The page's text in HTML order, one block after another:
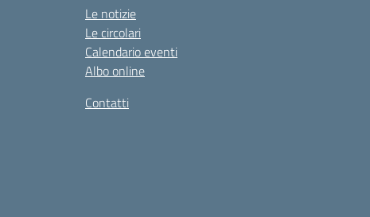
Le notizie
Le circolari
Calendario eventi
Albo online
Contatti